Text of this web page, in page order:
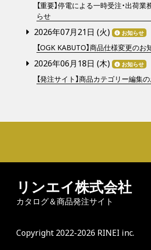
【重要】停電による一時受注・出荷
らせ
2026年07月21日 (火) お知らせ
【OGK KABUTO】商品仕様変更のお
2026年06月18日 (木) お知らせ
【発注サイト】商品カテゴリー編集
リンエイ株式会社
カタログ＆商品発注サイト
Copyright 2022-2026 RINEI inc.